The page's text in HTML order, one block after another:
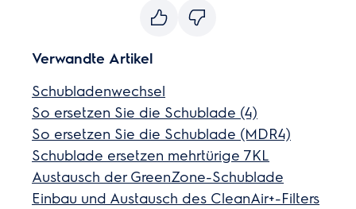
Verwandte Artikel
Schubladenwechsel
So ersetzen Sie die Schublade (4)
So ersetzen Sie die Schublade (MDR4)
Schublade ersetzen mehrtürige 7KL
Austausch der GreenZone-Schublade
Einbau und Austausch des CleanAir+-Filters